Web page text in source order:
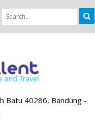
Batu 40286, Bandung -